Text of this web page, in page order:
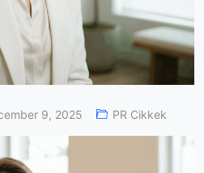
9, 2025 PR Cikkek